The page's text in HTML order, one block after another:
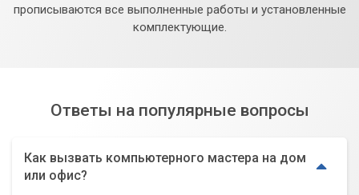
прописываются все выполненные работы и установленные
комплектующие.
Ответы на популярные вопросы
Как вызвать компьютерного мастера на дом
или офис?